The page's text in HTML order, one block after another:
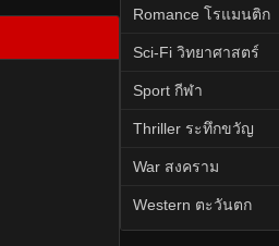
Romance โรแมนติก
Sci-Fi วิทยาศาสตร์
Sport กีฬา
Thriller ระทึกขวัญ
War สงคราม
Western ตะวันตก